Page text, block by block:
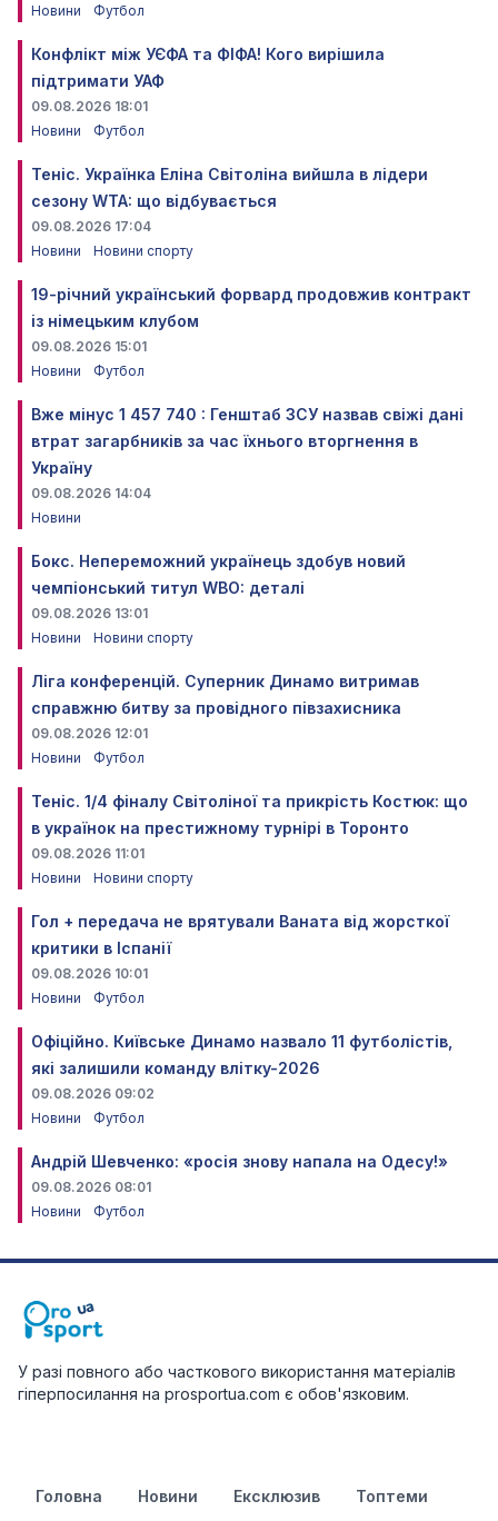
Новини
Футбол
Конфлікт між УЄФА та ФІФА! Кого вирішила
підтримати УАФ
09.08.2026 18:01
Новини
Футбол
Теніс. Українка Еліна Світоліна вийшла в лідери
сезону WTA: що відбувається
09.08.2026 17:04
Новини
Новини спорту
19-річний український форвард продовжив контракт
із німецьким клубом
09.08.2026 15:01
Новини
Футбол
Вже мінус 1 457 740 : Генштаб ЗСУ назвав свіжі дані
втрат загарбників за час їхнього вторгнення в
Україну
09.08.2026 14:04
Новини
Бокс. Непереможний українець здобув новий
чемпіонський титул WBO: деталі
09.08.2026 13:01
Новини
Новини спорту
Ліга конференцій. Суперник Динамо витримав
справжню битву за провідного півзахисника
09.08.2026 12:01
Новини
Футбол
Теніс. 1/4 фіналу Світоліної та прикрість Костюк: що
в українок на престижному турнірі в Торонто
09.08.2026 11:01
Новини
Новини спорту
Гол + передача не врятували Ваната від жорсткої
критики в Іспанії
09.08.2026 10:01
Новини
Футбол
Офіційно. Київське Динамо назвало 11 футболістів,
які залишили команду влітку-2026
09.08.2026 09:02
Новини
Футбол
Андрій Шевченко: «росія знову напала на Одесу!»
09.08.2026 08:01
Новини
Футбол
У разі повного або часткового використання матеріалів
гіперпосилання на prosportua.com є обов'язковим.
Головна Новини Ексклюзив Топтеми